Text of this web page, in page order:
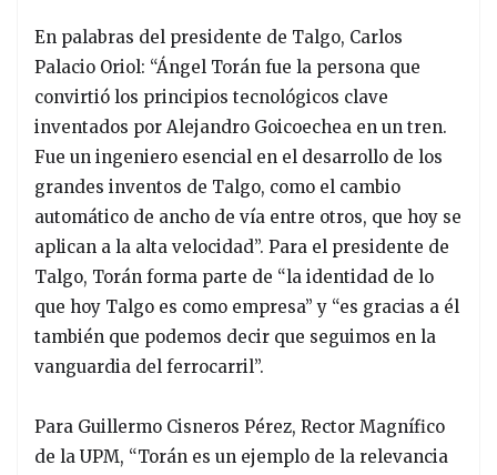
En palabras del presidente de Talgo, Carlos
Palacio Oriol: “Ángel Torán fue la persona que
convirtió los principios tecnológicos clave
inventados por Alejandro Goicoechea en un tren.
Fue un ingeniero esencial en el desarrollo de los
grandes inventos de Talgo, como el cambio
automático de ancho de vía entre otros, que hoy se
aplican a la alta velocidad”. Para el presidente de
Talgo, Torán forma parte de “la identidad de lo
que hoy Talgo es como empresa” y “es gracias a él
también que podemos decir que seguimos en la
vanguardia del ferrocarril”.
Para Guillermo Cisneros Pérez, Rector Magnífico
de la UPM, “Torán es un ejemplo de la relevancia